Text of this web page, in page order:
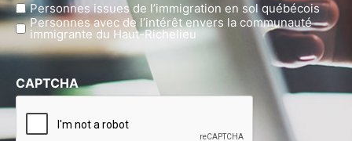
Personnes issues de l’immigration en sol québécois
Personnes avec de l’intérêt envers la communauté
immigrante du Haut-Richelieu
CAPTCHA